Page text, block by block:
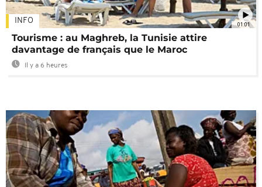
01:01
INFO
Tourisme : au Maghreb, la Tunisie attire
davantage de français que le Maroc
Il y a 6 heures